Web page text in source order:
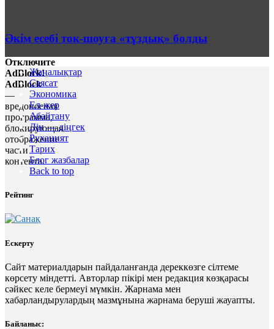
Әкім есебі ток-шоуға «тұздық» болды
Отключите
AdBlock!
AdBlock
—
вредоносная
программа,
блокирующая
отображение
части
контента.
Жаңалықтар
Саясат
Экономика
Ел-жер
Абайтану
Дін — діңгек
Руханият
Тарих
Блог жазбалар
Back to top
Рейтинг
Ескерту
Сайт материалдарын пайдаланғанда дереккөзге сілтеме
көрсету міндетті. Авторлар пікірі мен редакция көзқарасы
сәйкес келе бермеуі мүмкін. Жарнама мен
хабарландырулардың мазмұнына жарнама беруші жауапты.
Байланыс: